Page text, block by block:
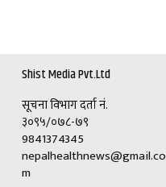
Shist Media Pvt.Ltd
सूचना विभाग दर्ता नं.
३०९५/०७८-७९
9841374345
nepalhealthnews@gmail.co
m